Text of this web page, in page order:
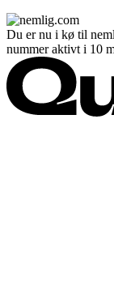
Du er nu i kø til
nummer aktivt i 10